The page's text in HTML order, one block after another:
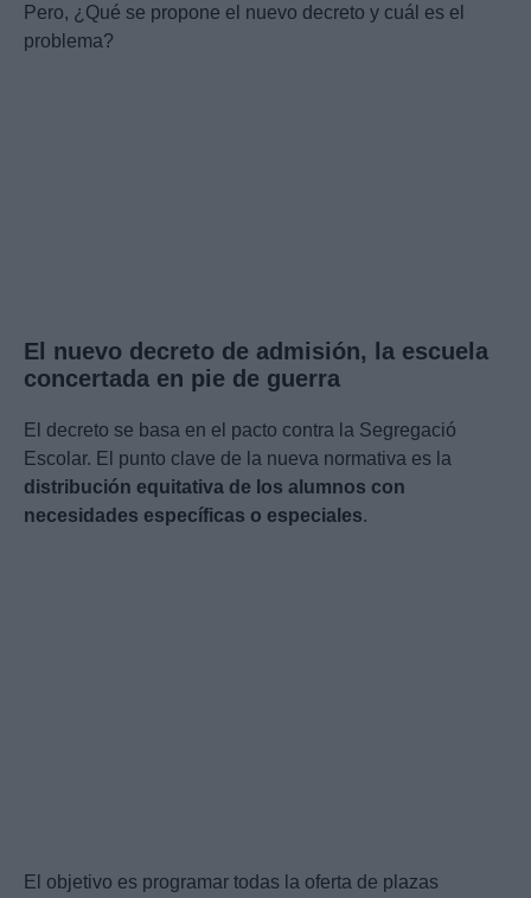
Pero, ¿Qué se propone el nuevo decreto y cuál es el
problema?
El nuevo decreto de admisión, la escuela
concertada en pie de guerra
El decreto se basa en el pacto contra la Segregació
Escolar. El punto clave de la nueva normativa es la
distribución equitativa de los alumnos con
necesidades específicas o especiales.
El objetivo es programar todas la oferta de plazas